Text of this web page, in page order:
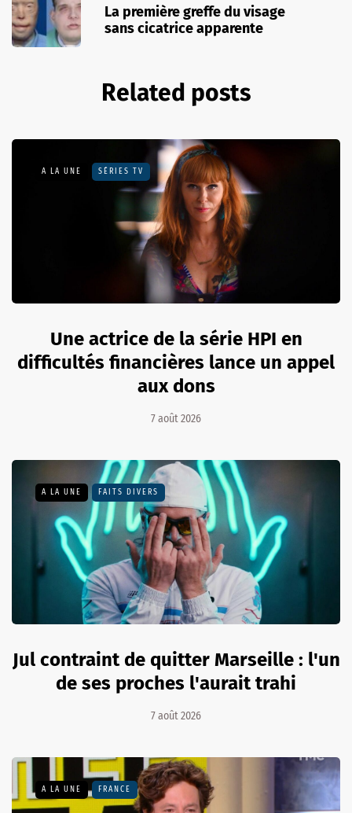
La première greffe du visage
sans cicatrice apparente
Related posts
A LA UNE SÉRIES TV
Une actrice de la série HPI en
difficultés financières lance un appel
aux dons
7 août 2026
A LA UNE FAITS DIVERS
Jul contraint de quitter Marseille : l'un
de ses proches l'aurait trahi
7 août 2026
A LA UNE FRANCE